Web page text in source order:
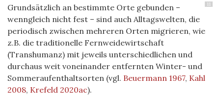
11
Grundsätzlich an bestimmte Orte gebunden –
wenngleich nicht fest – sind auch Alltagswelten, die
periodisch zwischen mehreren Orten migrieren, wie
z.B. die traditionelle Fernweidewirtschaft
(Transhumanz) mit jeweils unterschiedlichen und
durchaus weit voneinander entfernten Winter- und
Sommeraufenthaltsorten (vgl. Beuermann 1967, Kahl
2008, Krefeld 2020ac).